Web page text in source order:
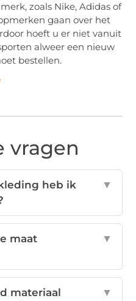
zoals Nike, Adidas of
gaan over het
hoeft u er niet vanuit
alweer een nieuw
bestellen.
vragen
heb ik
▼
maat
▼
materiaal
▼